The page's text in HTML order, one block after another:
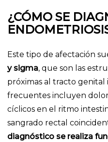
¿CÓMO SE
Este tipo de afectación
y sigma, que son las
próximas al tracto genital
frecuentes incluyen
cíclicos en el ritmo
sangrado rectal
diagnóstico se realiza